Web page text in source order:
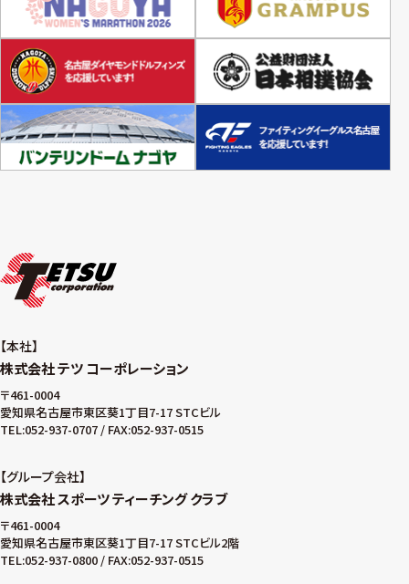
本社
株式会社 テツ コーポレーション
〒461-0004
愛知県名古屋市東区葵1丁目7-17 STCビル
TEL:052-937-0707 / FAX:052-937-0515
グループ会社
株式会社 スポーツ ティーチング クラブ
〒461-0004
愛知県名古屋市東区葵1丁目7-17 STCビル2階
TEL:052-937-0800 / FAX:052-937-0515